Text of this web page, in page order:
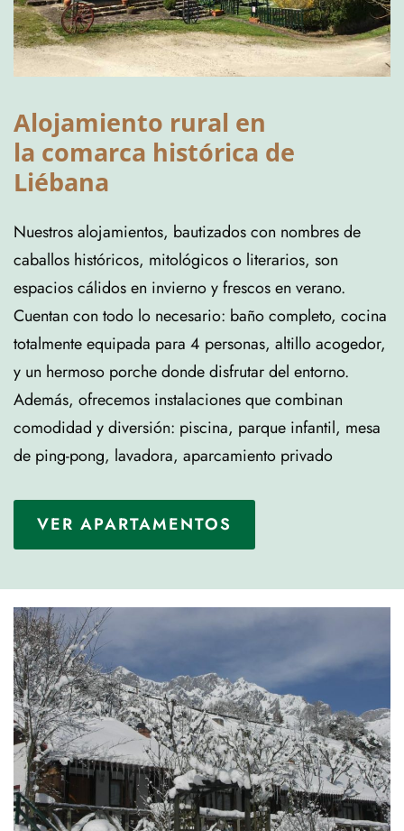
Alojamiento rural en
la comarca histórica de
Liébana
Nuestros alojamientos, bautizados con nombres de
caballos históricos, mitológicos o literarios, son
espacios cálidos en invierno y frescos en verano.
Cuentan con todo lo necesario: baño completo, cocina
totalmente equipada para 4 personas, altillo acogedor,
y un hermoso porche donde disfrutar del entorno.
Además, ofrecemos instalaciones que combinan
comodidad y diversión: piscina, parque infantil, mesa
de ping-pong, lavadora, aparcamiento privado
VER APARTAMENTOS